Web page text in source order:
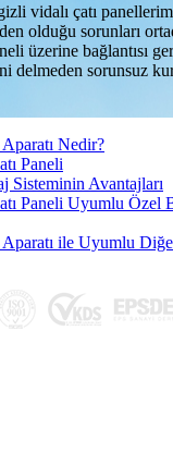
vidalı çatı
olduğu sorunları
üzerine bağlantısı
delmeden sorunsuz
Nedir?
Paneli
Sisteminin Avantajları
Paneli Uyumlu Özel
ile Uyumlu